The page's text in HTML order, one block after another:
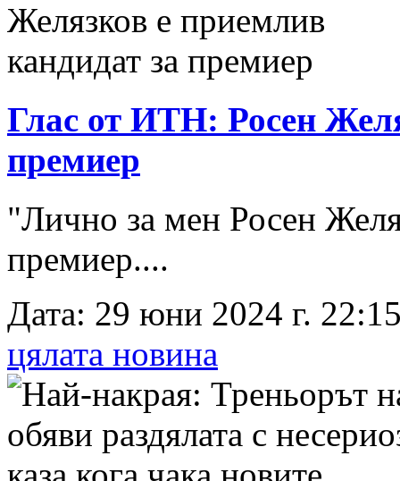
Глас от ИТН: Росен
премиер
"Лично за мен Росен
премиер....
Дата: 29 юни 2024 г.
цялата новина